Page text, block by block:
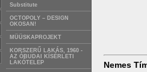
Substitute
OCTOPOLY – DESIGN
OKOSAN!
MÜÜSKAPROJEKT
KORSZERŰ LAKÁS, 1960 -
AZ ÓBUDAI KÍSÉRLETI
LAKÓTELEP
Nemes